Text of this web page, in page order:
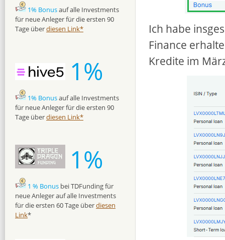
Ich habe
Finance
Kredite im
1% Bonusauf alle Investments
für neue Anleger für die ersten 90
Tage überdiesen Link*
1%
1% Bonusauf alle Investments
für neue Anleger für die ersten 90
Tage überdiesen Link*
1%
1 % Bonus bei TDFunding für
neue Anleger auf alle Investments
für die ersten 60 Tage überdiesen
Link*